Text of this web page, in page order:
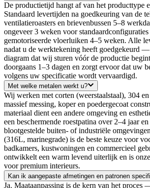
De productietijd hangt af van het producttype
Standaard levertijden na goedkeuring van de
ventilatieroasters en brievenbussen 5–8
ongeveer 3 weken voor
gemotoriseerde vloerluiken 4–5 weken. Alle
nadat u de werktekening heeft goedgekeurd —
diagram dat wij sturen vóór de productie
doorgaans 1–3 dagen en zorgt ervoor dat uw
volgens uw specificatie wordt vervaardigd.
Met welke metalen werkt u?
Wij werken met corten (weerstaalstaal), 304
massief messing, koper en poedergecoat
materiaal dient een andere omgeving en
een beschermende roestpatina over 2–4 jaar
blootgestelde buiten- of industriële
(316L, marinegrade) is de beste keuze voor
badkamers, kustwoningen en commercieel
ontwikkelt een warm levend uiterlijk en is
voor premium interieurs.
Kan ik aangepaste afmetingen en patronen
Ja. Maataanpassing is de kern van het proces